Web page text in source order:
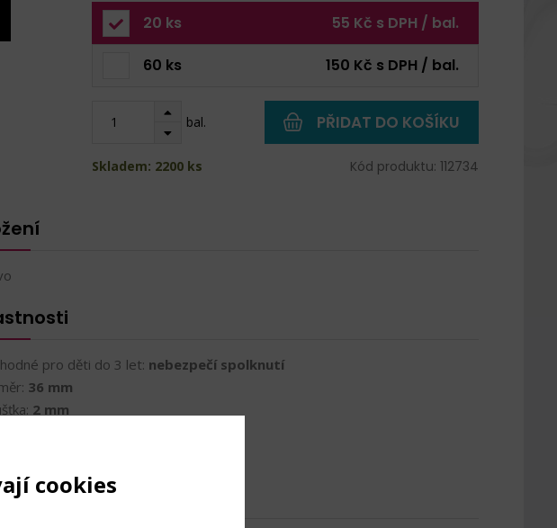
20 ks 55 Kč s DPH / bal.
60 ks 150 Kč s DPH / bal.
bal. PŘIDAT DO KOŠÍKU
Skladem: 2200 ks Kód produktu: 112734
pro děti do 3 let: nebezpečí spolknutí
36 mm
2 mm
cookies